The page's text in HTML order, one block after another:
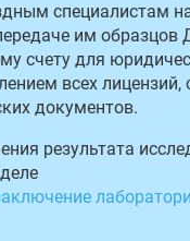
специалистам
им образцов
счету для
всех лицензий,
документов.
результата